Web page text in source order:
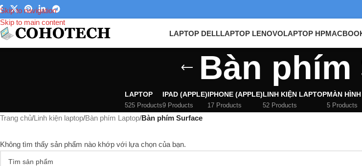
Skip to navigation
Skip to main content
LAPTOP DELLLAPTOP LENOVOLAPTOP HP
Bàn phím
LAPTOP
525 Products
IPAD (APPLE)
9 Products
IPHONE (APPLE)
17 Products
LINH KIỆN LAPTOP
52 Products
MÀN
5 Products
Trang chủ/Linh kiện laptop/Bàn phím Laptop/Bàn phím Surface
Không tìm thấy sản phẩm nào khớp với lựa chọn của bạn.